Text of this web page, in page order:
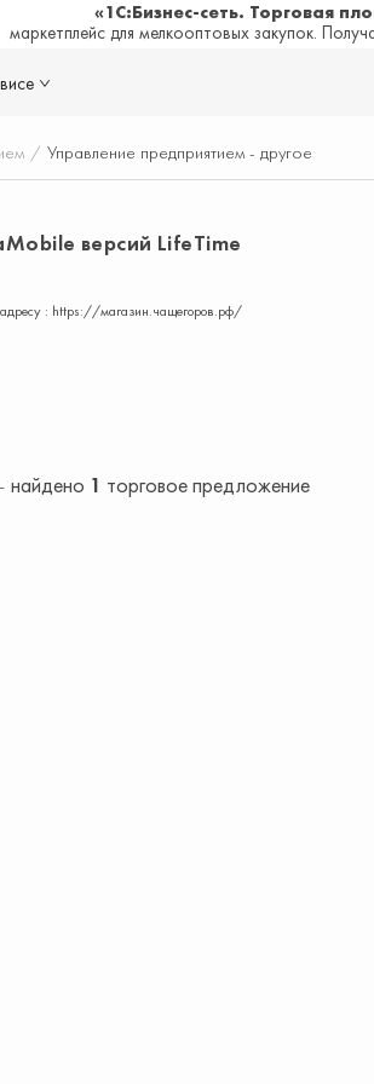
«1С:Бизнес-сеть. Торговая
маркетплейс для мелкооптовых закупок.
/ Управление предприятием - другое
версий LifeTime
: https://магазин.чащегоров.рф/
найдено 1 торговое предложение